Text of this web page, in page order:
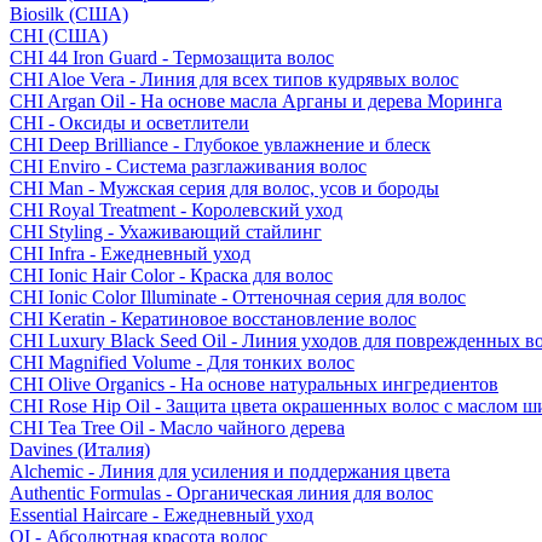
Biosilk (США)
CHI (США)
CHI 44 Iron Guard - Термозащита волос
CHI Aloe Vera - Линия для всех типов кудрявых волос
CHI Argan Oil - На основе масла Арганы и дерева Моринга
CHI - Оксиды и осветлители
CHI Deep Brilliance - Глубокое увлажнение и блеск
CHI Enviro - Система разглаживания волос
CHI Man - Мужская серия для волос, усов и бороды
CHI Royal Treatment - Королевский уход
CHI Styling - Ухаживающий стайлинг
CHI Infra - Ежедневный уход
CHI Ionic Hair Color - Краска для волос
CHI Ionic Color Illuminate - Оттеночная серия для волос
CHI Keratin - Кератиновое восстановление волос
CHI Luxury Black Seed Oil - Линия уходов для поврежденных
CHI Magnified Volume - Для тонких волос
CHI Olive Organics - На основе натуральных ингредиентов
CHI Rose Hip Oil - Защита цвета окрашенных волос с маслом
CHI Tea Tree Oil - Масло чайного дерева
Davines (Италия)
Alchemic - Линия для усиления и поддержания цвета
Authentic Formulas - Органическая линия для волос
Essential Haircare - Eжедневный уход
OI - Абсолютная красота волос